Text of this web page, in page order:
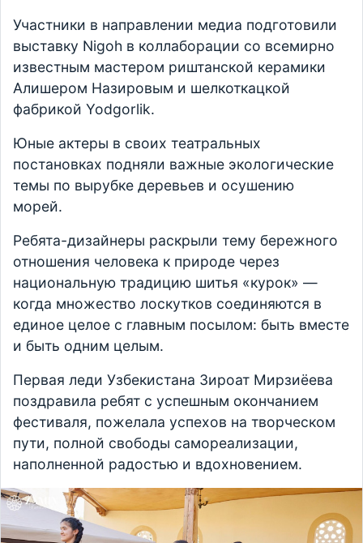
Участники в направлении медиа подготовили
выставку Nigoh в коллаборации со всемирно
известным мастером риштанской керамики
Алишером Назировым и шелкоткацкой
фабрикой Yodgorlik.
Юные актеры в своих театральных
постановках подняли важные экологические
темы по вырубке деревьев и осушению
морей.
Ребята-дизайнеры раскрыли тему бережного
отношения человека к природе через
национальную традицию шитья «курок» —
когда множество лоскутков соединяются в
единое целое с главным посылом: быть вместе
и быть одним целым.
Первая леди Узбекистана Зироат Мирзиёева
поздравила ребят с успешным окончанием
фестиваля, пожелала успехов на творческом
пути, полной свободы самореализации,
наполненной радостью и вдохновением.